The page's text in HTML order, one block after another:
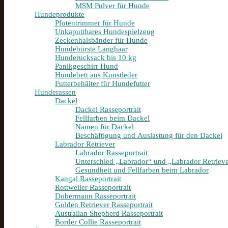
MSM Pulver für Hunde
Hundeprodukte
Pfotentrimmer für Hunde
Unkaputtbares Hundespielzeug
Zeckenhalsbänder für Hunde
Hundebürste Langhaar
Hunderucksack bis 10 kg
Panikgeschirr Hund
Hundebett aus Kunstleder
Futterbehälter für Hundefutter
Hunderassen
Dackel
Dackel Rasseportrait
Fellfarben beim Dackel
Namen für Dackel
Beschäftigung und Auslastung für den Dackel
Labrador Retriever
Labrador Rasseportrait
Unterschied „Labrador“ und „Labrador
Gesundheit und Fellfarben beim Labrador
Kangal Rasseportrait
Rottweiler Rasseportrait
Dobermann Rasseportrait
Golden Retriever Rasseportrait
Australian Shepherd Rasseportrait
Border Collie Rasseportrait